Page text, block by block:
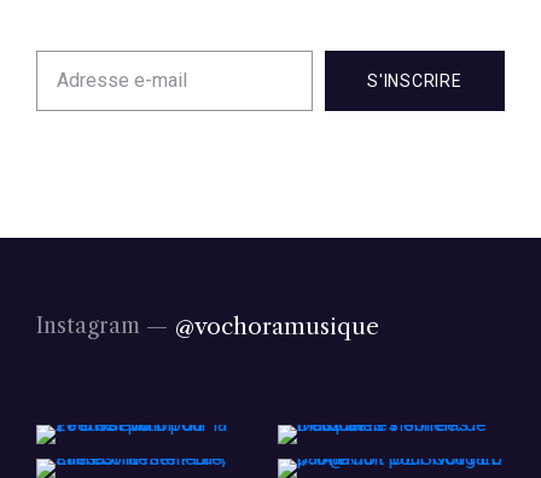
S'INSCRIRE
Instagram — @vochoramusique